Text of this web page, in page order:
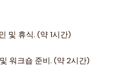
및 휴식. (약 1시간)
워크숍 준비. (약 2시간)